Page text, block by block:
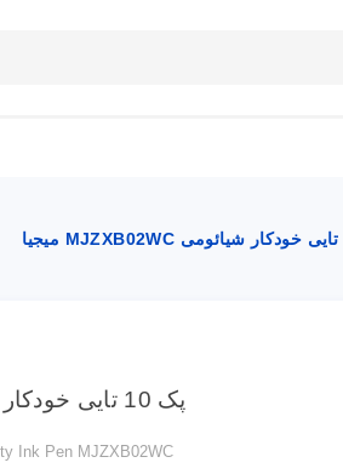
پک 10 تایی خودکار شیائومی MJZXB02WC میجیا
Ink Pen MJZXB02WC